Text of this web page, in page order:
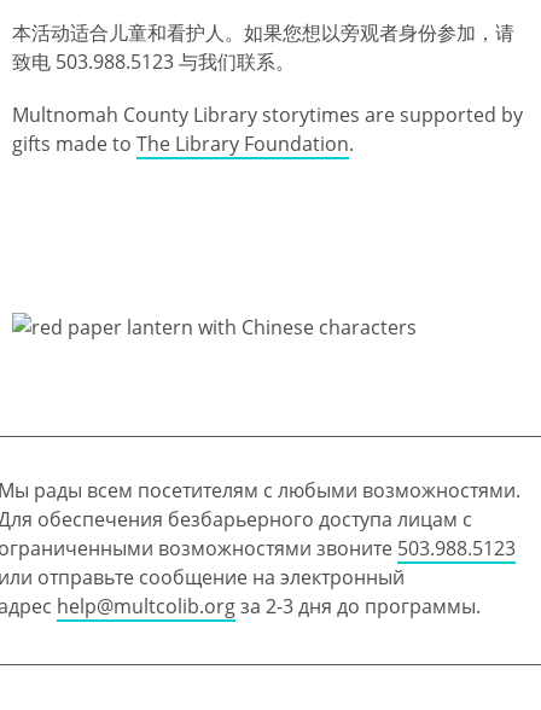
本活动适合儿童和看护人。如果您想以旁观者身份参加，请
致电 503.988.5123 与我们联系。
Multnomah County Library storytimes are supported by
gifts made to The Library Foundation.
рады всем посетителям с любыми возможностями.
обеспечения безбарьерного доступа лицам с
возможностями звоните 503.988.5123
отправьте сообщение на электронный
help@multcolib.orgза 2-3 дня до программы.